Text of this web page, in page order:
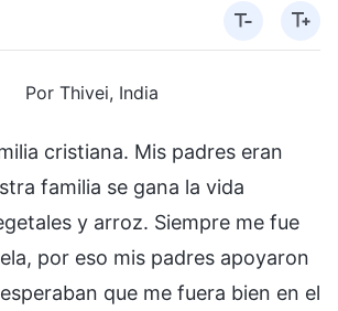
Por Thivei, India
cristiana. Mis padres eran
familia se gana la vida
y arroz. Siempre me fue
por eso mis padres apoyaron
que me fuera bien en el